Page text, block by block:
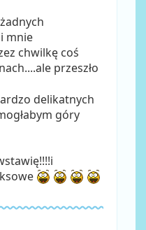
mnie
chwilkę coś
przeszło
delikatnych
góry